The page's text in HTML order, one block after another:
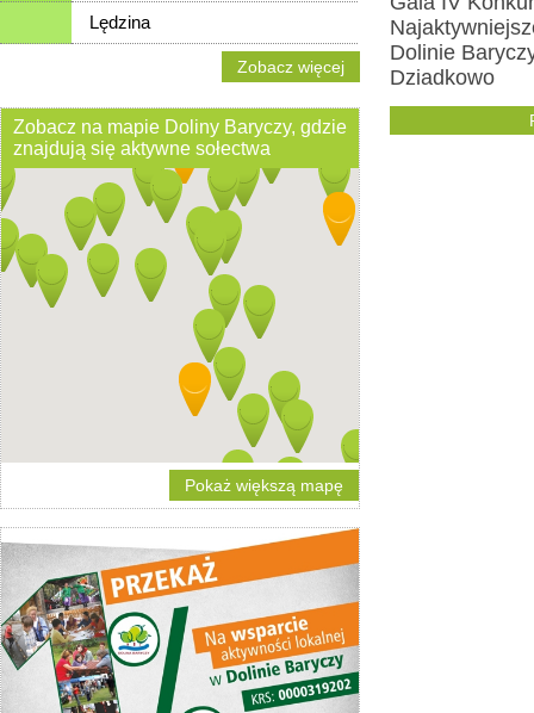
Lędzina
Zobacz więcej
Zobacz na mapie Doliny Baryczy, gdzie
znajdują się aktywne sołectwa
Pokaż większą mapę
Dolinie
Dziadkowo